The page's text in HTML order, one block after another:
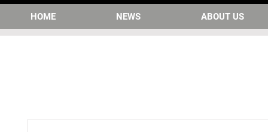
HOME NEWS ABOUT US
HOME NEWS ABOUT US